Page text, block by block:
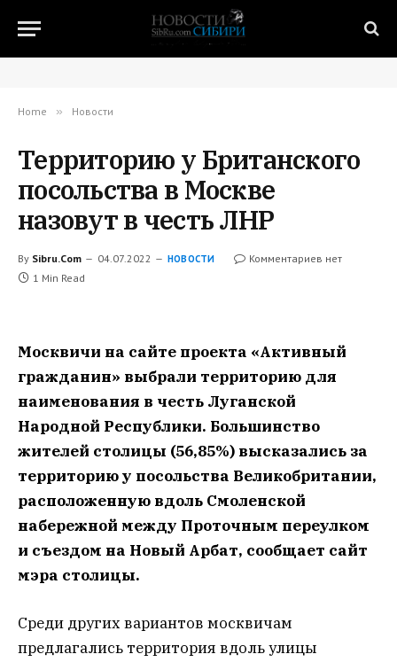
Home » Новости
Территорию у Британского
посольства в Москве
назовут в честь ЛНР
By Sibru.Com 04.07.2022 НОВОСТИ
Комментариев нет
1 Min Read
Москвичи на сайте проекта «Активный
гражданин» выбрали территорию для
наименования в честь Луганской
Народной Республики. Большинство
жителей столицы (56,85%) высказались за
территорию у посольства Великобритании,
расположенную вдоль Смоленской
набережной между Проточным переулком
и съездом на Новый Арбат, сообщает сайт
мэра столицы.
Среди других вариантов москвичам
предлагались территория вдоль улицы